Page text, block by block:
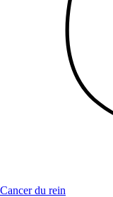
Cancer du rein